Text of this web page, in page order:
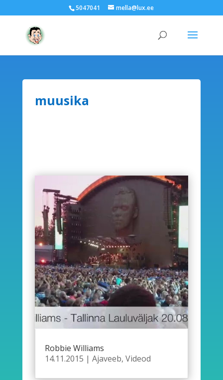
5047041 mella@lux.ee
muusika
Robbie Williams
14.11.2015 | Ajaveeb, Videod